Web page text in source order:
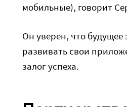
мобильные), говорит
Он уверен, что
развивать свои
залог успеха.